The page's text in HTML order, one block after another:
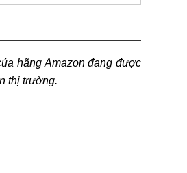
hãng Amazon đang được
thị trường.